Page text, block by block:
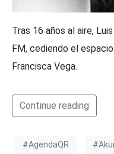
Tras 16 años al aire,
FM, cediendo el
Francisca Vega.
Continue reading
#AgendaQR